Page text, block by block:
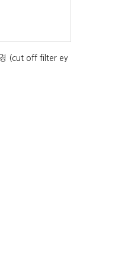
경 (cut off filter ey